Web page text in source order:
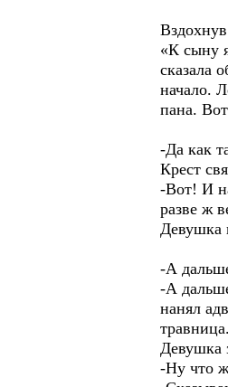
«К сыну
сказала
начало.
пана.
-Да как
Крест
-Вот! И
разве ж
Девушка
-А
-А
нанял
Девушка
-Ну что